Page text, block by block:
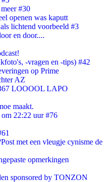
#30
openen was kaputt
lichtend voorbeeld #3
en door....
-vragen en -tips) #42
op Prime
AZ
LOOOOL LAPO
maakt.
22:22 uur #76
met een vleugje cynisme de
opmerkingen
sponsored by TONZON